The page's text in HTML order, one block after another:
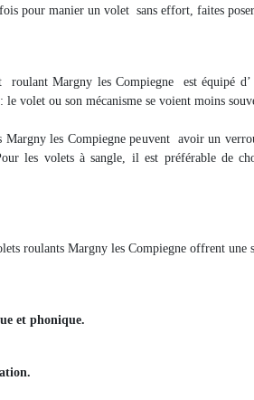
pour manier un volet sans effort, faites
roulant Margny les Compiegne
est équipé
le volet ou son mécanisme se voient moins
Margny les Compiegne peuvent avoir un
les volets à sangle, il est préférable de
roulants Margny les Compiegne offrent une
et phonique.